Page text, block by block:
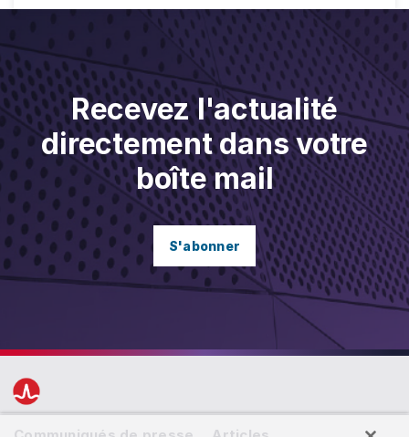
Recevez l'actualité
directement dans votre
boîte mail
S'abonner